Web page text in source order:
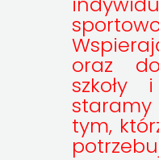
oraz
szkoły
tym,